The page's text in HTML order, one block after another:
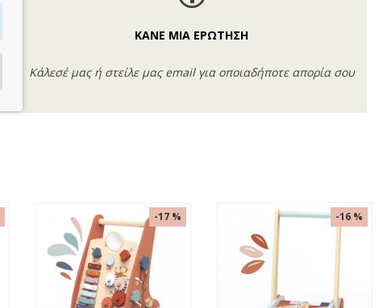
ΚΑΝΕ ΜΙΑ ΕΡΩΤΗΣΗ
Κάλεσέ μας ή στείλε μας email για οποιαδήποτε απορία σου
-17 % -17 %